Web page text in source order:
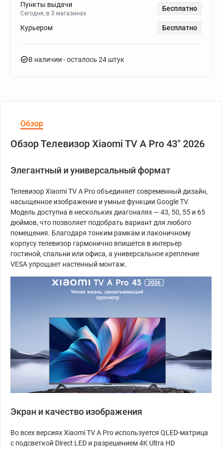
Пункты выдачи
Сегодня, в 3 магазинах
Бесплатно
Курьером Бесплатно
В наличии - осталось 24 штук
Обзор
Обзор Телевизор Xiaomi TV A Pro 43" 2026
Элегантный и универсальный формат
Телевизор Xiaomi TV A Pro объединяет современный дизайн,
насыщенное изображение и умные функции Google TV.
Модель доступна в нескольких диагоналях — 43, 50, 55 и 65
дюймов, что позволяет подобрать вариант для любого
помещения. Благодаря тонким рамкам и лаконичному
корпусу телевизор гармонично впишется в интерьер
гостиной, спальни или офиса, а универсальное крепление
VESA упрощает настенный монтаж.
Экран и качество изображения
Во всех версиях Xiaomi TV A Pro используется QLED-матрица
с подсветкой Direct LED и разрешением 4K Ultra HD